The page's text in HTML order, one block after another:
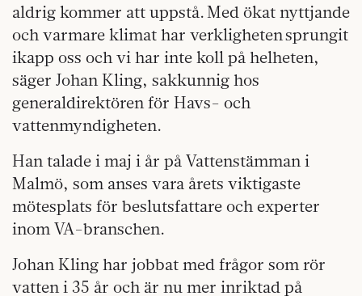
aldrig kommer att uppstå. Med ökat nyttjande
och varmare klimat har verkligheten sprungit
ikapp oss och vi har inte koll på helheten,
säger Johan Kling, sakkunnig hos
generaldirektören för Havs- och
vattenmyndigheten.
Han talade i maj i år på Vattenstämman i
Malmö, som anses vara årets viktigaste
mötesplats för beslutsfattare och experter
inom VA-branschen.
Johan Kling har jobbat med frågor som rör
vatten i 35 år och är nu mer inriktad på